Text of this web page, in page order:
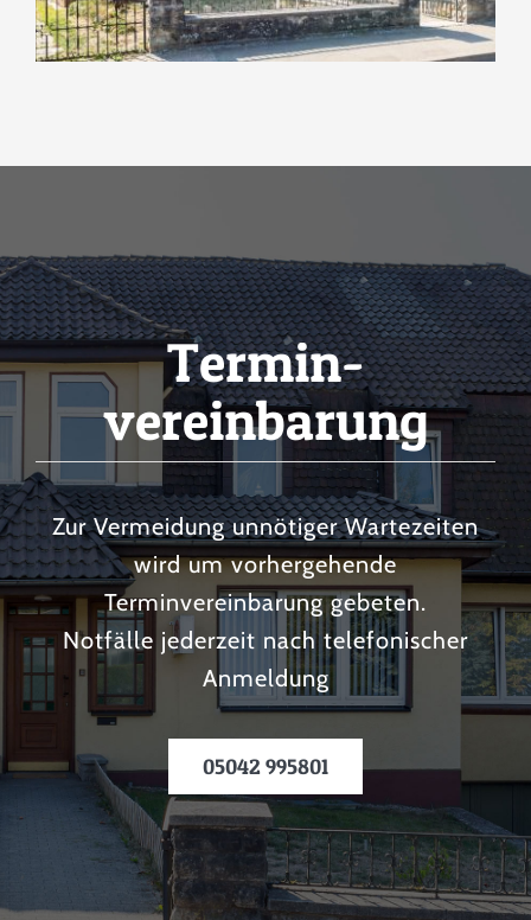
Termin­
vereinbarung
Zur Vermeidung unnötiger Wartezeiten
wird um vorhergehende
Terminvereinbarung gebeten.
Notfälle jederzeit nach telefonischer
Anmeldung
05042 995801